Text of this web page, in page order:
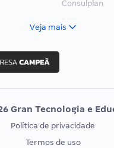
Consulplan
Vunesp
EXAME DE
Veja mais
Gran Tecnologia e
Política de privacidade
Termos de uso